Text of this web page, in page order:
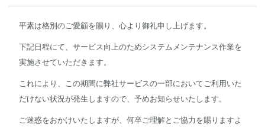
English
平素は格別のご愛顧を賜り、心より御礼申し上げます。
下記日程にて、サービス向上のためシステムメンテナンス作業を
実施させていただきます。
これにより、この期間に弊社サービスの一部においてご利用いた
だけない状況が発生しますので、予めお知らせいたします。
ご迷惑をおかけいたしますが、何卒ご理解とご協力を賜りますよ